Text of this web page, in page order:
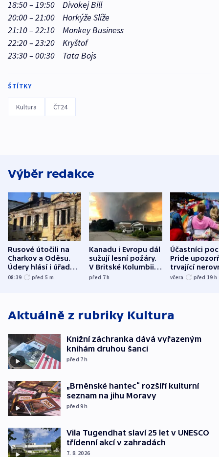
18:50 – 19:50 Divokej Bill
20:00 – 21:00 Horkýže Slíže
21:10 – 22:10 Monkey Business
22:20 – 23:20 Kryštof
23:30 – 00:30 Tata Bojs
ŠTÍTKY
Kultura ČT24
Výběr redakce
Rusové útočili na
Charkov a Oděsu.
Údery hlásí i úřady v
Bělgorodu
08:39 před 5 m
Kanadu i Evropu dál
sužují lesní požáry.
V Britské Kolumbii
evakuovali tisíce lidí
před 7h
Účastníci
Pride
trvající
včera před 19 h
Aktuálně z rubriky Kultura
Knižní záchranka dává vyřazeným
knihám druhou šanci
před 7h
„Brněnské hantec“ rozšíří kulturní
seznam na jihu Moravy
před 9h
Vila Tugendhat slaví 25 let v UNESCO
třídenní akcí v zahradách
7. 8. 2026